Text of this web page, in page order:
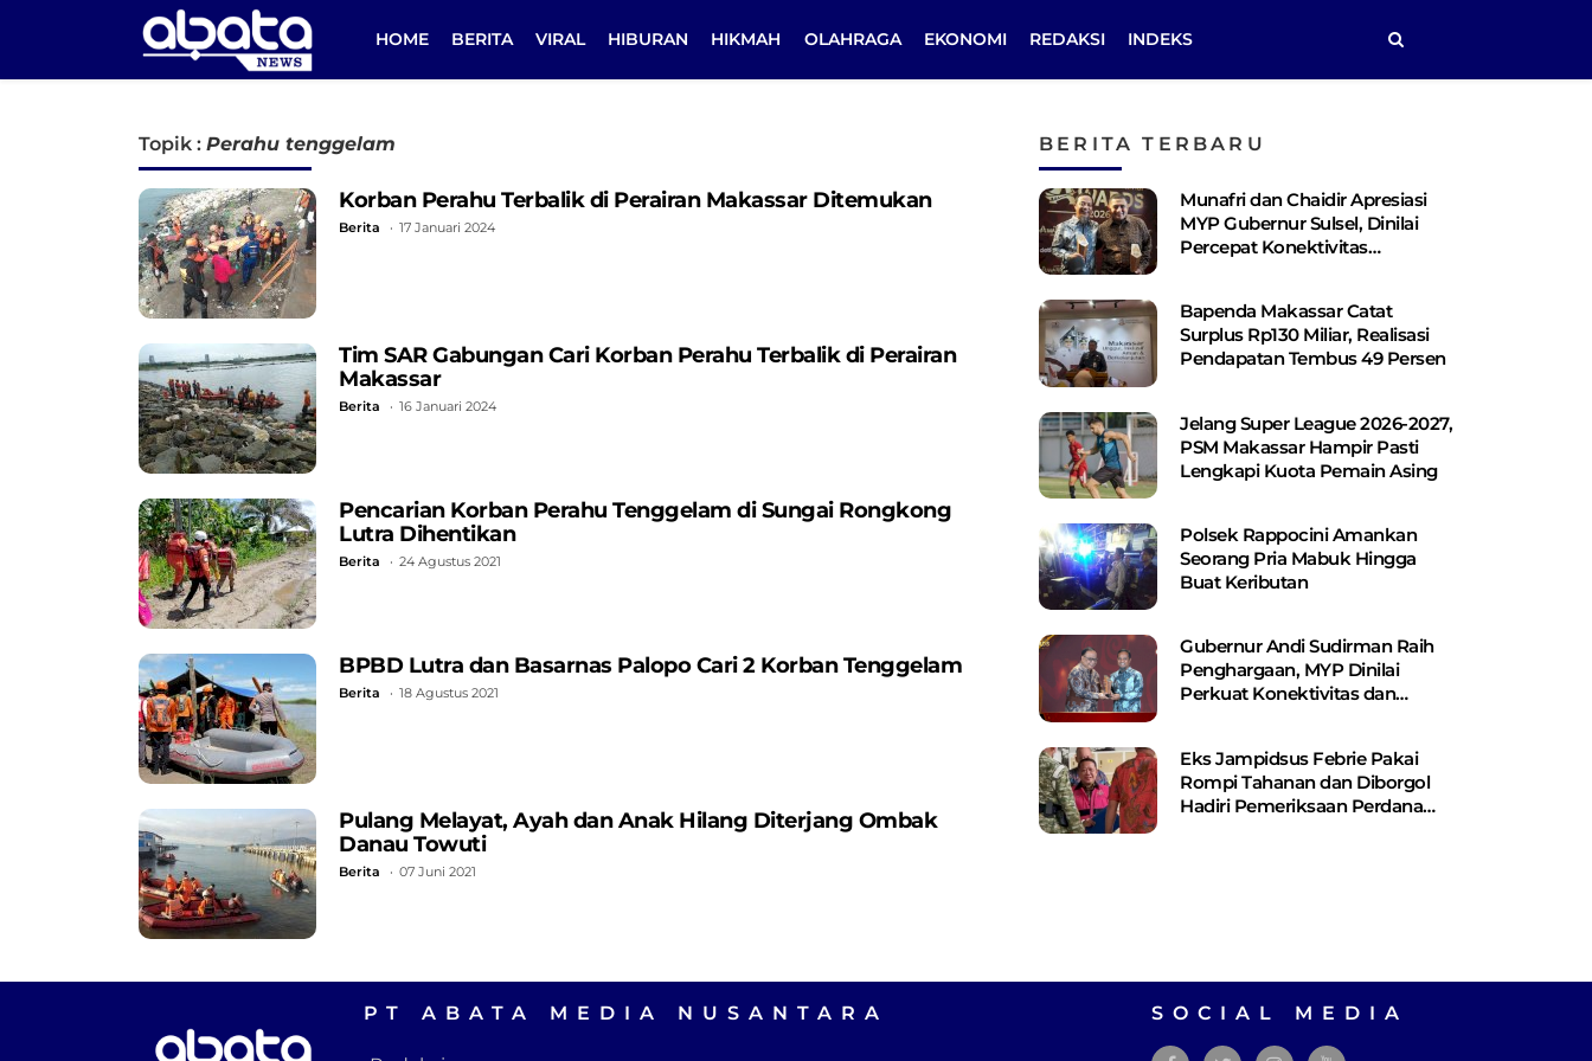
HOME BERITA VIRAL HIBURAN HIKMAH OLAHRAGA EKONOMI REDAKSI INDEKS
Topik : Perahu tenggelam
Korban Perahu Terbalik di Perairan Makassar Ditemukan
Berita 17 Januari 2024
Tim SAR Gabungan Cari Korban Perahu Terbalik di Perairan
Makassar
Berita 16 Januari 2024
Pencarian Korban Perahu Tenggelam di Sungai Rongkong
Lutra Dihentikan
Berita 24 Agustus 2021
BPBD Lutra dan Basarnas Palopo Cari 2 Korban Tenggelam
Berita 18 Agustus 2021
Pulang Melayat, Ayah dan Anak Hilang Diterjang Ombak
Danau Towuti
Berita 07 Juni 2021
BERITA TERBARU
Munafri dan Chaidir Apresiasi
MYP Gubernur Sulsel, Dinilai
Percepat Konektivitas
Bapenda Makassar Catat
Surplus Rp130 ​​Miliar, Realisasi
Pendapatan Tembus 49 Persen
Jelang Super League 2026-2027,
PSM Makassar Hampir Pasti
Lengkapi Kuota Pemain Asing
Polsek Rappocini Amankan
Seorang Pria Mabuk Hingga
Buat Keributan
Gubernur Andi Sudirman Raih
Penghargaan, MYP Dinilai
Perkuat Konektivitas dan
Eks Jampidsus Febrie Pakai
Rompi Tahanan dan Diborgol
Hadiri Pemeriksaan Perdana
PT ABATA MEDIA NUSANTARA SOCIAL MEDIA